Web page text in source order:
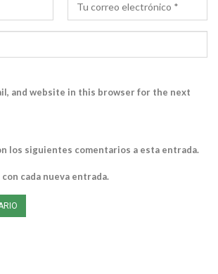
and website in this browser for the next
los siguientes comentarios a esta entrada.
cada nueva entrada.